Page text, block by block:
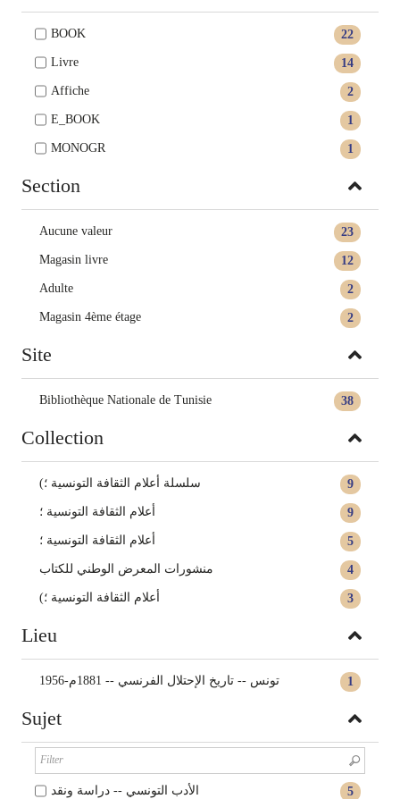
22
BOOK
14
Livre
2
Affiche
1
E_BOOK
1
MONOGR
Section
23
Aucune valeur
12
Magasin livre
2
Adulte
2
Magasin 4ème étage
Site
38
Bibliothèque Nationale de Tunisie
Collection
9 (سلسلة أعلام الثقافة التونسية ؛
9 أعلام الثقافة التونسية‏ ؛
5 أعلام الثقافة التونسية ؛
4 منشورات المعرض الوطني للكتاب
3 (أعلام الثقافة التونسية ؛
Lieu
1 تونس -- تاريخ الإحتلال الفرنسي -- 1881م-1956
Sujet
5 الأدب التونسي -- دراسة ونقد